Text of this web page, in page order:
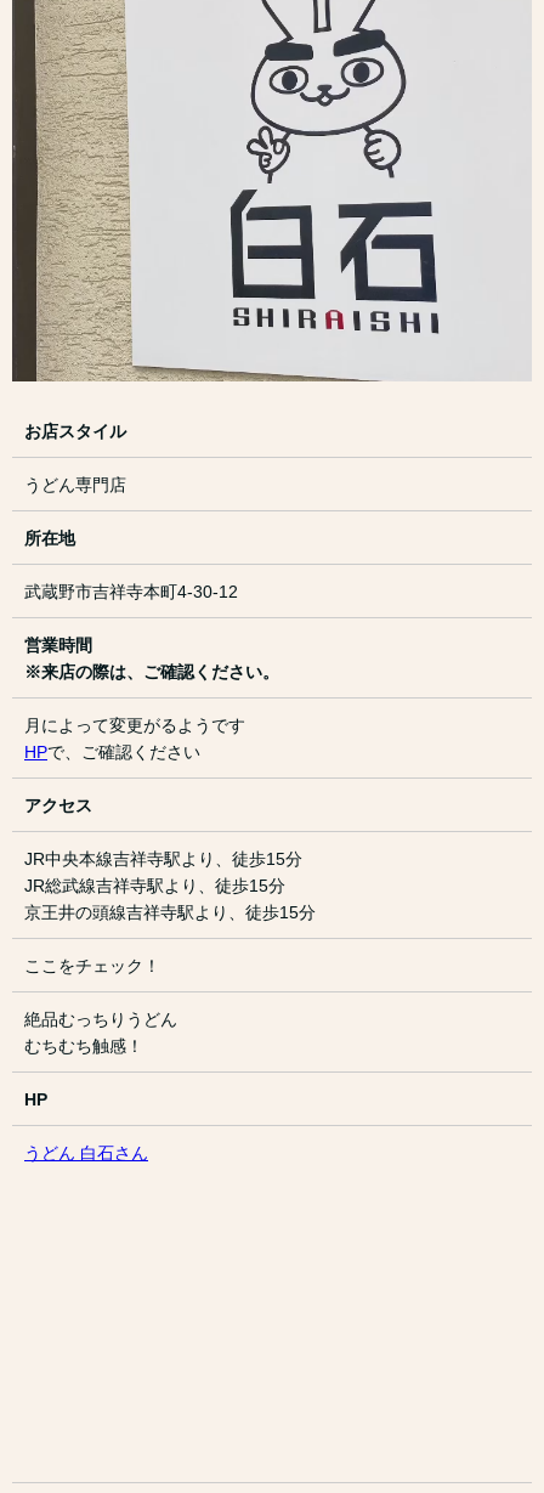
お店スタイル
うどん専門店
所在地
武蔵野市吉祥寺本町4-30-12
営業時間
※来店の際は、ご確認ください。
月によって変更がるようです
HPで、ご確認ください
アクセス
JR中央本線吉祥寺駅より、徒歩15分
JR総武線吉祥寺駅より、徒歩15分
京王井の頭線吉祥寺駅より、徒歩15分
ここをチェック！
絶品むっちりうどん
むちむち触感！
HP
うどん 白石さん